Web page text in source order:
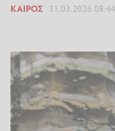
ΚΑΙΡΌΣ 31.03.2026 08:44